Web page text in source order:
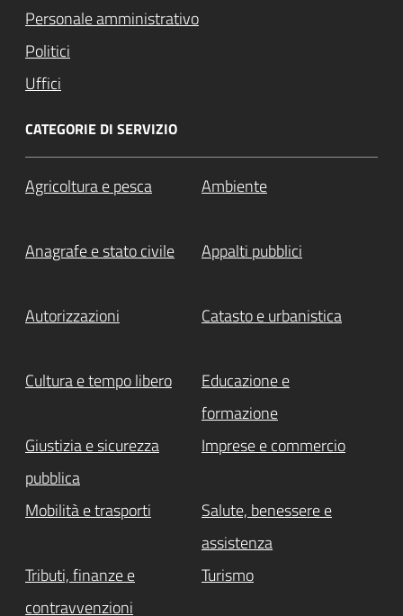
Personale amministrativo
Politici
Uffici
CATEGORIE DI SERVIZIO
Agricoltura e pesca Ambiente
Anagrafe e stato civile Appalti pubblici
Autorizzazioni Catasto e urbanistica
Cultura e tempo libero
Educazione e
formazione
Giustizia e sicurezza
pubblica
Imprese e commercio
Mobilità e trasporti
Salute, benessere e
assistenza
Tributi, finanze e
contravvenzioni
Turismo